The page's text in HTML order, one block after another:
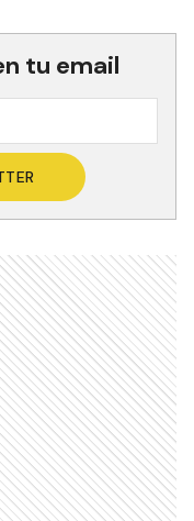
tu email